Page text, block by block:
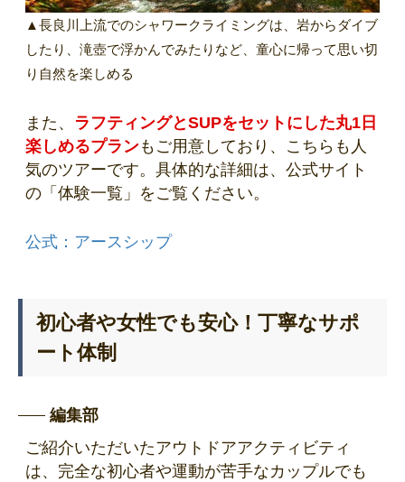
▲長良川上流でのシャワークライミングは、岩からダイブ
したり、滝壺で浮かんでみたりなど、童心に帰って思い切
り自然を楽しめる
また、 ラフティングとSUPをセットにした丸1日
楽しめるプランもご用意しており、こちらも人
気のツアーです。具体的な詳細は、公式サイト
の「体験一覧」をご覧ください。
公式：アースシップ
初心者や女性でも安心！丁寧なサポ
ート体制
編集部
ご紹介いただいたアウトドアアクティビティ
は、完全な初心者や運動が苦手なカップルでも